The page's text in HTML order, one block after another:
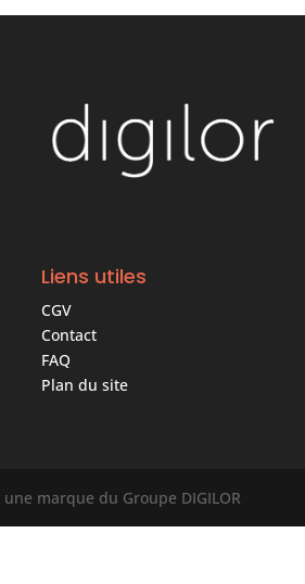
Liens utiles
CGV
Contact
FAQ
Plan du site
une marque du Groupe DIGILOR